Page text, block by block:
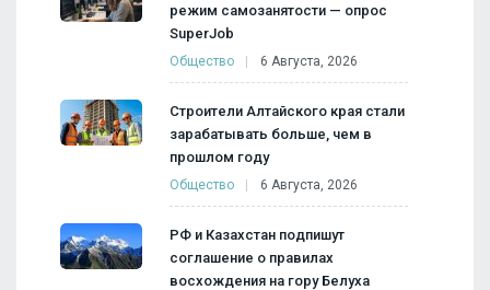
режим самозанятости — опрос
SuperJob
Общество 6 Августа, 2026
Строители Алтайского края стали
зарабатывать больше, чем в
прошлом году
Общество 6 Августа, 2026
РФ и Казахстан подпишут
соглашение о правилах
восхождения на гору Белуха